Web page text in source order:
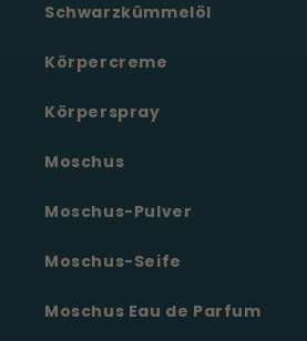
Schwarzkümmelöl
Körpercreme
Körperspray
Moschus
Moschus-Pulver
Moschus-Seife
Moschus Eau de Parfum